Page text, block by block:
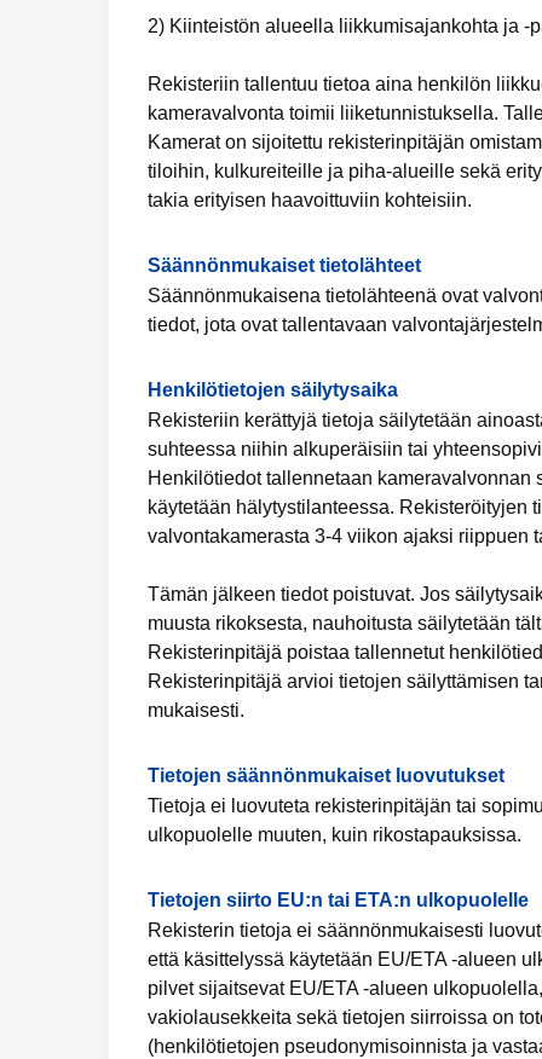
2) Kiinteistön alueella liikkumisajankohta ja -
Rekisteriin tallentuu tietoa aina henkilön
kameravalvonta toimii liiketunnistuksella.
Kamerat on sijoitettu rekisterinpitäjän
tiloihin, kulkureiteille ja piha-alueille sekä
takia erityisen haavoittuviin kohteisiin.
Säännönmukaiset tietolähteet
Säännönmukaisena tietolähteenä ovat
tiedot, jota ovat tallentavaan
Henkilötietojen säilytysaika
Rekisteriin kerättyjä tietoja säilytetään
suhteessa niihin alkuperäisiin tai
Henkilötiedot tallennetaan
käytetään hälytystilanteessa.
valvontakamerasta 3-4 viikon ajaksi riippuen
Tämän jälkeen tiedot poistuvat. Jos
muusta rikoksesta, nauhoitusta säilytetään
Rekisterinpitäjä poistaa tallennetut
Rekisterinpitäjä arvioi tietojen säilyttämisen
mukaisesti.
Tietojen säännönmukaiset luovutukset
Tietoja ei luovuteta rekisterinpitäjän tai
ulkopuolelle muuten, kuin rikostapauksissa.
Tietojen siirto EU:n tai ETA:n ulkopuolelle
Rekisterin tietoja ei säännönmukaisesti
että käsittelyssä käytetään EU/ETA -alueen
pilvet sijaitsevat EU/ETA -alueen
vakiolausekkeita sekä tietojen siirroissa on
(henkilötietojen pseudonymisoinnista ja